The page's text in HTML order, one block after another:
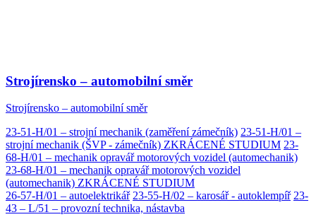
Strojírensko – automobilní směr
Strojírensko – automobilní směr
23-51-H/01 – strojní mechanik (zaměření zámečník) 23-51-H/01 –
strojní mechanik (ŠVP - zámečník) ZKRÁCENÉ STUDIUM 23-
68-H/01 – mechanik opravář motorových vozidel (automechanik)
23-68-H/01 – mechanik opravář motorových vozidel
(automechanik) ZKRÁCENÉ STUDIUM
26-57-H/01 – autoelektrikář 23-55-H/02 – karosář - autoklempíř 23-
43 – L/51 – provozní technika, nástavba